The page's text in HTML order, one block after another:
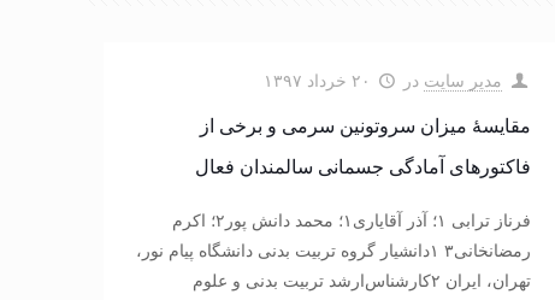
مدیر سایت در ۲۰ خرداد ۱۳۹۷
مقایسۀ میزان سروتونین سرمی و برخی از
فاکتورهای آمادگی جسمانی سالمندان فعال
فرناز ترابی ۱؛ آذر آقایاری۱؛ محمد دانش پور۲؛ اکرم
رمضانخانی۳ ۱دانشیار گروه تربیت بدنی دانشگاه پیام نور،
تهران، ایران ۲کارشناس‌ارشد تربیت بدنی و علوم